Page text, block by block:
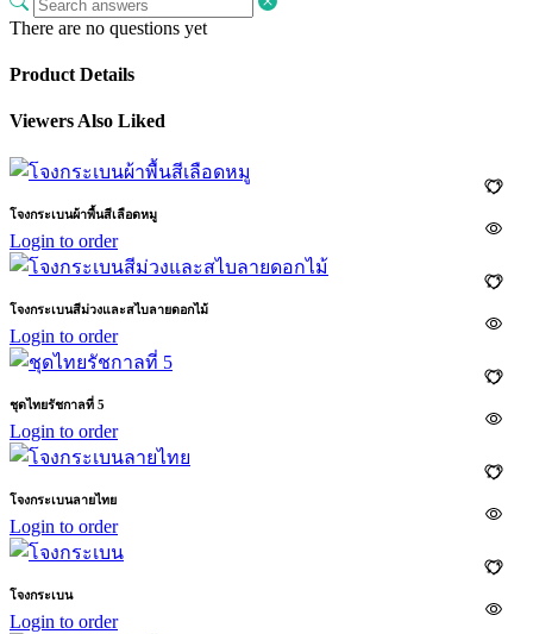
There are no questions yet
Product Details
Viewers Also Liked
โจงกระเบนผ้าพื้นสีเลือดหมู
Login to order
โจงกระเบนสีม่วงและสไบลายดอกไม้
Login to order
ชุดไทยรัชกาลที่ 5
Login to order
โจงกระเบนลายไทย
Login to order
โจงกระเบน
Login to order